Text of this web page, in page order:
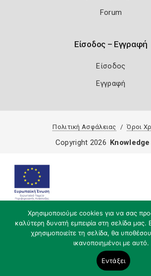
Forum
Είσοδος – Εγγραφή
Είσοδος
Εγγραφή
Πολιτική Ασφάλειας Όροι
Χρησιμοποιούμε cookies για να σας
καλύτερη δυνατή εμπειρία στη σελίδα μας.
χρησιμοποιείτε τη σελίδα, θα
ικανοποιημένοι με αυτό.
Εντάξει
Copyright 2026 Knowledge